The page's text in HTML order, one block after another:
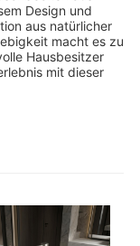
Design und
aus natürlicher
macht es zu
Hausbesitzer
mit dieser